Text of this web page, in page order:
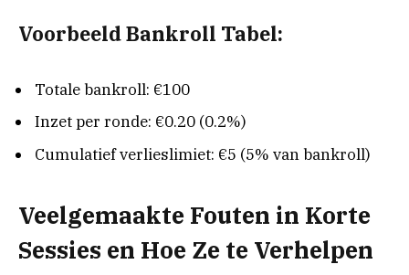
Voorbeeld Bankroll Tabel:
Totale bankroll: €100
Inzet per ronde: €0.20 (0.2%)
Cumulatief verlieslimiet: €5 (5% van bankroll)
Veelgemaakte Fouten in Korte
Sessies en Hoe Ze te Verhelpen